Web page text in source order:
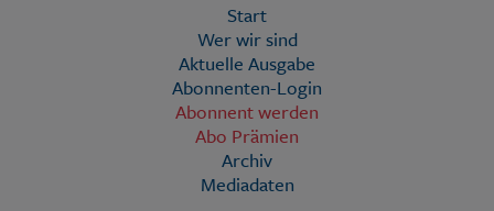
Start
Wer wir sind
Aktuelle Ausgabe
Abonnenten-Login
Abonnent werden
Abo Prämien
Archiv
Mediadaten